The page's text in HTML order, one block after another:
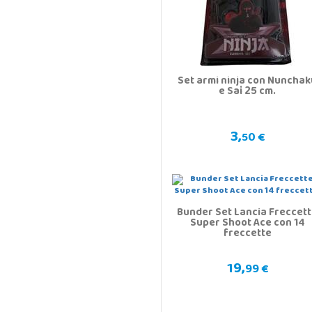
Set armi ninja con
e Sai 25 cm.
3,50 €
Bunder Set Lancia
Super Shoot Ace con 14
freccette
19,99 €